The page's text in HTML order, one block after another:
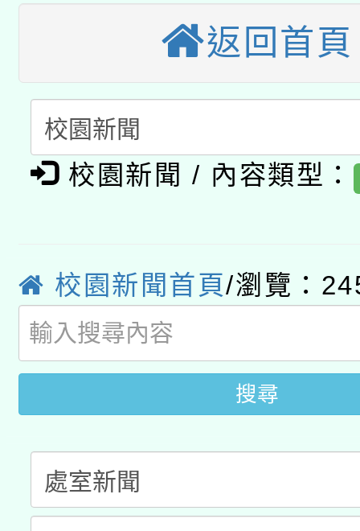
招甄選結果公告(無人
適應運動共學行動站研
本館辦理115年度閱讀
暨閱讀推動專業研習
科技賦能─人工智慧
礎課程
A3數位素養講師名單
「數位內容與教學軟
薪期間赴陸應申請許可
業技術研究院辦理「
用水績優單位及節水達
115年8月22日(星期六
桃園市孔廟祈福系列
開 智慧啟航」
2026年桃園地景藝術
返回首頁
校園新聞 / 內容類型：
校園新聞首頁/瀏覽：
搜尋